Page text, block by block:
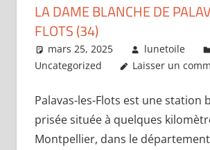
LA DAME BLANCHE DE
FLOTS (34)
mars 25, 2025
lunetoile
Uncategorized
Laisser un
Palavas-les-Flots est une station
prisée située à quelques
Montpellier, dans le département